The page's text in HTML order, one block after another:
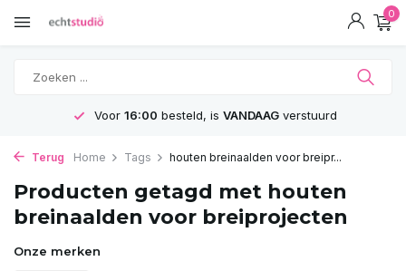
0
Voor 16:00 besteld, is VANDAAGverstuurd
Terug Home Tags houten breinaalden voor breipr...
Producten getagd met houten
breinaalden voor breiprojecten
Onze merken